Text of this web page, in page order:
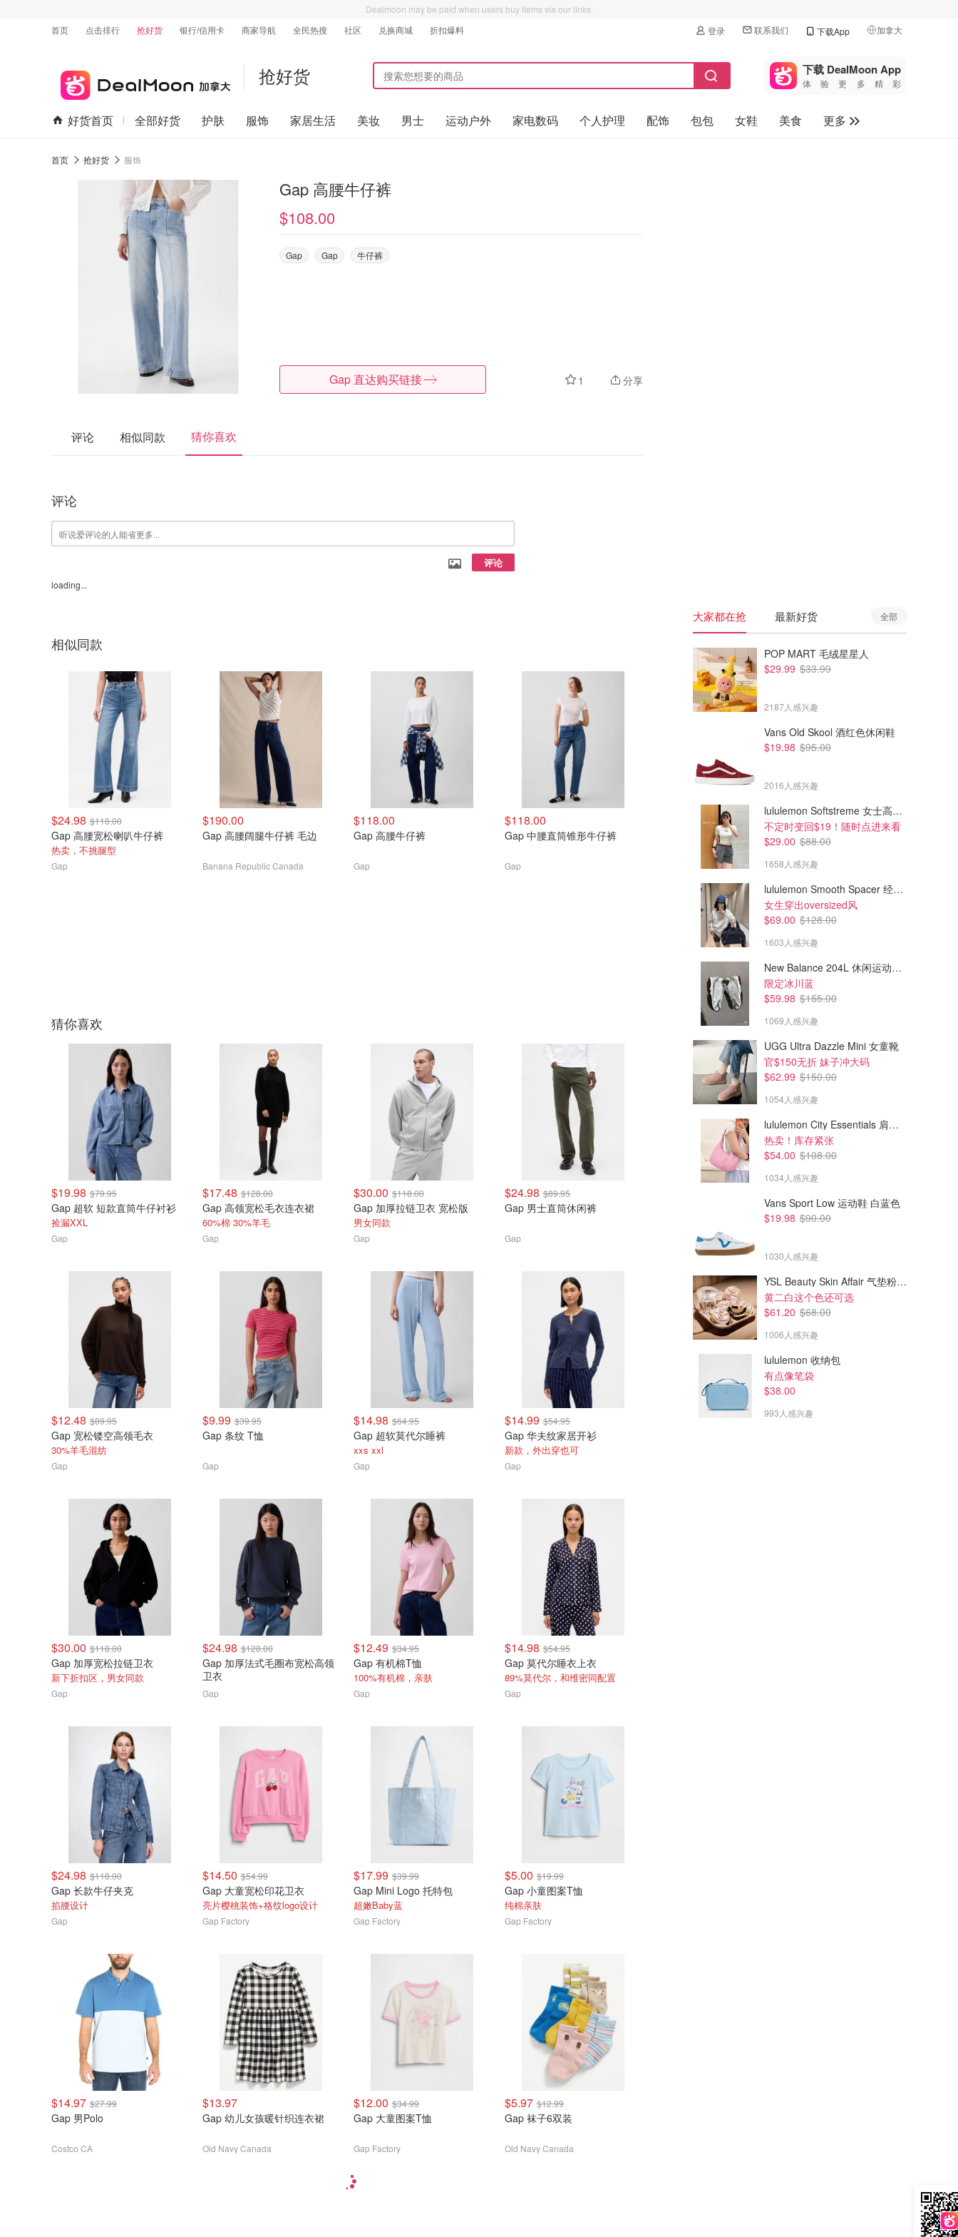
Dealmoon may be paid when users buy items via our links.
首页
点击排行 抢好货 银行/信用卡 商家导航 全民热搜 社区 兑换商城 折扣爆料 登录 联系我们 下载App 加拿大
🇺🇸
美国
🇨🇳中国
🇨🇦加拿大
抢好货 下载 DealMoon App
体验更多精彩
好货首页 全部好货 护肤 服饰 家居生活 美妆 男士 运动户外 家电数码 个人护理 配饰 包包 女鞋 美食
更多
首页 抢好货 服饰
Gap 高腰牛仔裤
$108.00
Gap Gap 牛仔裤
1 分享
Gap 直达购买链接
评论 相似同款 猜你喜欢
评论
评论
loading...
相似同款
$24.98 $118.00
Gap 高腰宽松喇叭牛仔裤
热卖，不挑腿型
Gap
$190.00
Gap 高腰阔腿牛仔裤 毛边
Banana Republic Canada
$118.00
Gap 高腰牛仔裤
Gap
$118.00
Gap 中腰直筒锥形牛仔裤
Gap
Gap 高腰 70年代喇叭牛仔裤
$89.99
Gap 中腰牛仔裤
Gap Factory
猜你喜欢
$19.98 $79.95
Gap 超软 短款直筒牛仔衬衫
捡漏XXL
Gap
$17.48 $128.00
Gap 高领宽松毛衣连衣裙
60%棉 30%羊毛
Gap
$30.00 $118.00
Gap 加厚拉链卫衣 宽松版
男女同款
Gap
$24.98 $89.95
Gap 男士直筒休闲裤
Gap
$12.48 $89.95
Gap 宽松镂空高领毛衣
30%羊毛混纺
Gap
$9.99 $39.95
Gap 条纹 T恤
Gap
$14.98 $64.95
Gap 超软莫代尔睡裤
xxs xxl
Gap
$14.99 $54.95
Gap 华夫纹家居开衫
新款，外出穿也可
Gap
$30.00 $118.00
Gap 加厚宽松拉链卫衣
新下折扣区，男女同款
Gap
$24.98 $128.00
Gap 加厚法式毛圈布宽松高领
卫衣
Gap
$12.49 $34.95
Gap 有机棉T恤
100%有机棉，亲肤
Gap
$14.98 $54.95
Gap 莫代尔睡衣上衣
89%莫代尔，和维密同配置
Gap
$24.98 $118.00
Gap 长款牛仔夹克
掐腰设计
Gap
$14.50 $54.99
Gap 大童宽松印花卫衣
亮片樱桃装饰+格纹logo设计
Gap Factory
$17.99 $39.99
Gap Mini Logo 托特包
超嫩Baby蓝
Gap Factory
$5.00 $19.99
Gap 小童图案T恤
纯棉亲肤
Gap Factory
$14.97 $27.99
Gap 男Polo
Costco CA
$13.97
Gap 幼儿女孩暖针织连衣裙
Old Navy Canada
$12.00 $34.99
Gap 大童图案T恤
Gap Factory
$5.97 $12.99
Gap 袜子6双装
Old Navy Canada
大家都在抢 最新好货 全部
POP MART 毛绒星星人
$29.99 $33.99
2187人感兴趣
Vans Old Skool 酒红色休闲鞋
$19.98 $95.00
2016人感兴趣
lululemon Softstreme 女士高腰短裤 10cm
不定时变回$19！随时点进来看
$29.00 $88.00
1658人感兴趣
lululemon Smooth Spacer 经典卫衣
女生穿出oversized风
$69.00 $128.00
1603人感兴趣
New Balance 204L 休闲运动鞋 蓝银色
限定冰川蓝
$59.98 $155.00
1069人感兴趣
UGG Ultra Dazzle Mini 女童靴
官$150无折 妹子冲大码
$62.99 $150.00
1054人感兴趣
lululemon City Essentials 肩背包 4L
热卖！库存紧张
$54.00 $108.00
1034人感兴趣
Vans Sport Low 运动鞋 白蓝色
$19.98 $90.00
1030人感兴趣
YSL Beauty Skin Affair 气垫粉底 LN5
黄二白这个色还可选
$61.20 $68.00
1006人感兴趣
lululemon 收纳包
有点像笔袋
$38.00
993人感兴趣